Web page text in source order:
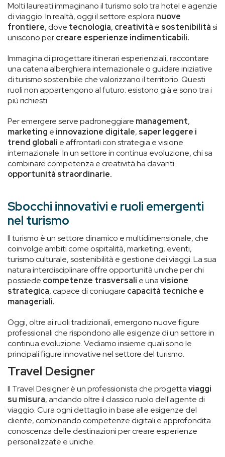
Molti laureati immaginano il turismo solo tra hotel e agenzie
di viaggio. In realtà, oggi il settore esplora nuove
frontiere, dove tecnologia, creatività e sostenibilitàsi
uniscono percreare esperienze indimenticabili.
Immagina di progettare itinerari esperienziali, raccontare
una catena alberghiera internazionale o guidare iniziative
di turismo sostenibile che valorizzano il territorio. Questi
ruoli non appartengono al futuro: esistono già e sono tra i
più richiesti.
Per emergere serve padroneggiare management,
marketing e innovazione digitale, saper leggere i
trend globali e affrontarli con strategia e visione
internazionale. In un settore in continua evoluzione, chi sa
combinare competenza e creatività ha davanti
opportunità straordinarie.
Sbocchi innovativi e ruoli emergenti
nel turismo
Il turismo è un settore dinamico e multidimensionale, che
coinvolge ambiti come ospitalità, marketing, eventi,
turismo culturale, sostenibilità e gestione dei viaggi. La sua
natura interdisciplinare offre opportunità uniche per chi
possiede competenze trasversali e unavisione
strategica, capace di coniugare capacità tecniche e
manageriali.
Oggi, oltre ai ruoli tradizionali, emergono nuove figure
professionali che rispondono alle esigenze di un settore in
continua evoluzione. Vediamo insieme quali sono le
principali figure innovative nel settore del turismo.
Travel Designer
Il Travel Designer è un professionista che progettaviaggi
su misura, andando oltre il classico ruolo dell'agente di
viaggio. Cura ogni dettaglio in base alle esigenze del
cliente, combinando competenze digitali e approfondita
conoscenza delle destinazioni per creare esperienze
personalizzate e uniche.